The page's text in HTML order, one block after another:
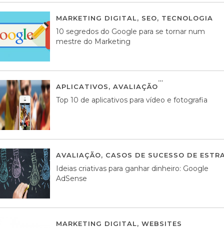
MARKETING DIGITAL, SEO, TECNOLOGIA
10 segredos do Google para se tornar num
mestre do Marketing
APLICATIVOS, AVALIAÇÃO
Top 10 de aplicativos para vídeo e fotografia
AVALIAÇÃO, CASOS DE SUCESSO DE
Ideias criativas para ganhar dinheiro: Google
AdSense
MARKETING DIGITAL, WEBSITES